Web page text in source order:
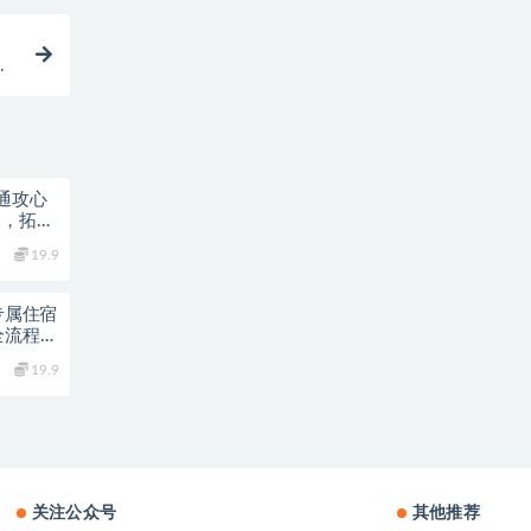
攻心
拓客
19.9
属住宿
程落
19.9
关注公众号 其他推荐